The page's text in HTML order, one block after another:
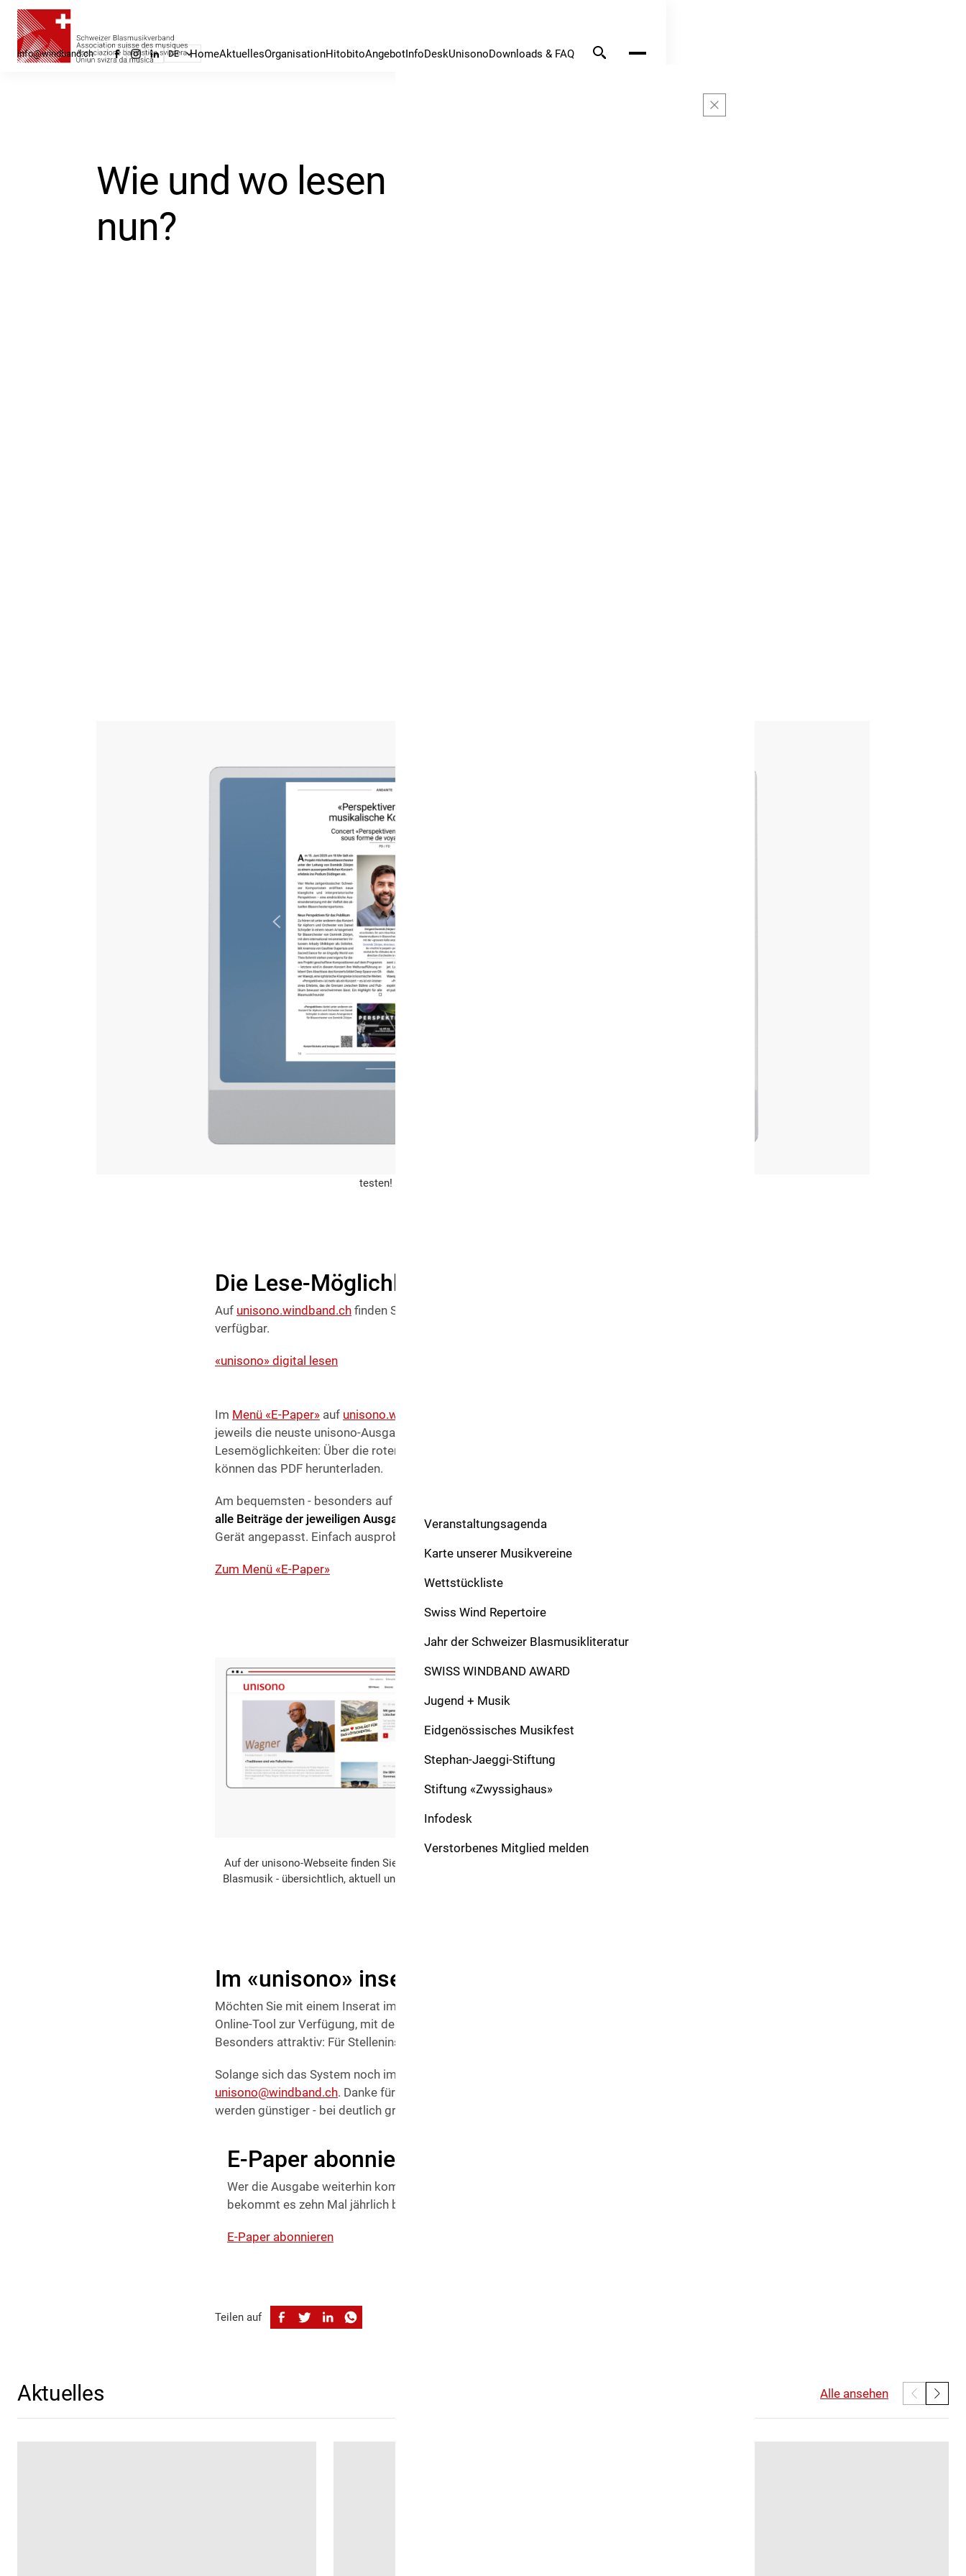
HomeAktuellesOrganisationHitobitoAngebotInfoDeskUnisonoDownloads & FAQ
info@windband.ch DE
Veranstaltungsagenda
Karte unserer Musikvereine
Wettstückliste
Swiss Wind Repertoire
Jahr der Schweizer Blasmusikliteratur
SWISS WINDBAND AWARD
Jugend + Musik
Eidgenössisches Musikfest
Stephan-Jaeggi-Stiftung
Stiftung «Zwyssighaus»
Infodesk
Verstorbenes Mitglied melden
Wie und wo lesen Sie «unisono»
nun?
Die Februar-Ausgabe von «unisono» erscheint erstmals nur noch online auf der Webseite und als E-
Paper. Die Redaktion geht auf die neuen Lese-Möglichkeiten ein und stellt das Menü «E-Paper» vor,
das sich zu testen lohnt.
Alle digitalen Angebote sind vollständig responsiv und passen sich automatisch Ihrem Computer,
Ihrem Tablet oder - unterwegs - Ihrem Smartphone an. So bleibt «unisono» auch ohne Papier stets
nur einen Fingertipp entfernt.
testen!
Die Lese-Möglichkeiten
Auf unisono.windband.ch finden Sie jederzeit die neuesten Artikel - übersichtlich, aktuell und sofort
verfügbar.
«unisono» digital lesen
Im Menü «E-Paper» auf unisono.windband.ch
jeweils die neuste unisono-Ausgabe. Ein Klick auf «Ausgabe online lesen» öffnet alle verfügbaren
Lesemöglichkeiten: Über die roten Buttons gelangen Sie direkt zum kompakten E-Paper oder
können das PDF herunterladen.
Am bequemsten - besonders auf dem Smartphone - ist jedoch die Übersicht darunter: Dort sind
alle Beiträge der jeweiligen Ausgabe einzeln aufgeführt, perfekt lesbar und automatisch an Ihr
Gerät angepasst. Einfach ausprobieren!
Zum Menü «E-Paper»
Auf der unisono-Webseite finden Sie immer das Neuste von der
Blasmusik - übersichtlich, aktuell und rund um die Uhr verfügbar.
Im «unisono» inserieren
Möchten Sie mit einem Inserat im «unisono» präsent sein? Bald steht Ihnen ein komfortables
Online-Tool zur Verfügung, mit dem Sie Inseratedaten einfach erfassen und hochladen können.
Besonders attraktiv: Für Stelleninserate können Sie künftig zwischen vier Publikationsorten wählen.
Solange sich das System noch im Aufbau befindet, senden Sie Ihre Inserate direkt an
unisono@windband.ch. Danke fürs Verständnis. Und nun noch das Beste zum Schluss: Die Inserate
werden günstiger - bei deutlich grösserer Reichweite!
E-Paper abonnieren
Wer die Ausgabe weiterhin kompakt erhalten möchte, kann das E-Paper abonnieren und
bekommt es zehn Mal jährlich bequem direkt in sein Mailpostfach zugestellt.
E-Paper abonnieren
Teilen auf
Aktuelles Alle ansehen